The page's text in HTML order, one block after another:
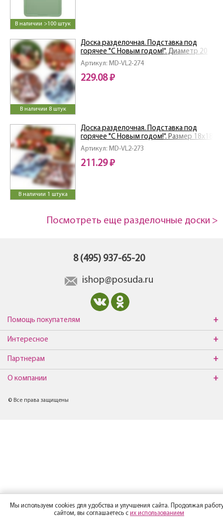
В наличии >100 штук
В наличии 8 штук
Артикул: MD-VL2-274
Доска разделочная. Подставка под
горячее "С Новым годом!". Диаметр 20
см. 4 диз. NEW
229.08 ₽
В наличии 1 штука
Артикул: MD-VL2-273
Доска разделочная. Подставка под
горячее "С Новым годом!". Размер 18х18
см. 4 диз. NEW
211.29 ₽
Посмотреть еще разделочные доски >
8 (495) 937-65-20
ishop@posuda.ru
Помощь покупателям
Интересное
Партнерам
О компании
© Все права защищены
Мы используем cookies для удобства и улучшения сайта. Продолжая
сайтом, вы соглашаетесь с их использованием